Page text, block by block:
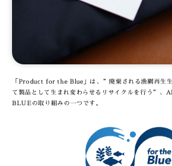
「Product for the Blue」は、”廃棄される漁網再生
て製品として生まれ変わらせるリサイクルを行う”
BLUEの取り組みの一つです。